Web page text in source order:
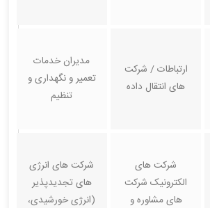
ارتباطات / شرکت
های انتقال داده
مدیران خدمات
تعمیر و نگهداری و
تنظیم
شرکت های
الکترونیک شرکت
های مشاوره و
شرکت های انرژی
های تجدیدپذیر
(انرژی خورشیدی،